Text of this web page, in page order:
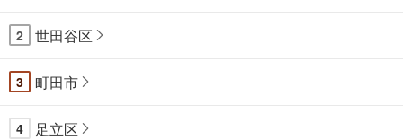
2 世田谷区
3 町田市
4 足立区